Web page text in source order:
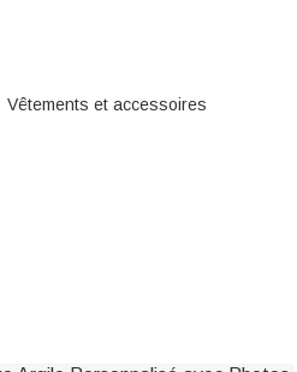
Vêtements et accessoires